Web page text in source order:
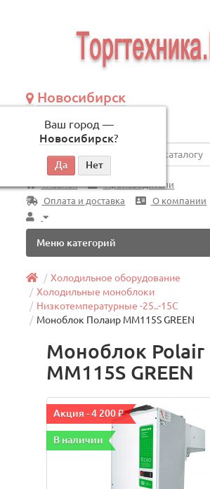
Новосибирск
Ваш город —
Новосибирск?
по будням, с 09:00 до 18:00
Везде
Главная
Производители
Оплата и доставка
О компании
Меню категорий
Холодильное оборудование
Холодильные моноблоки
Низкотемпературные -25..-15C
Моноблок Полаир MM115S GREEN
Моноблок Polair
MM115S GREEN
Акция - 4 200 ₽
В наличии